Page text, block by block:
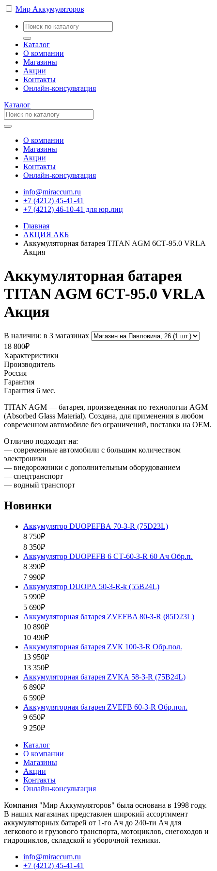
Мир Аккумуляторов
Каталог
О компании
Магазины
Акции
Контакты
Онлайн-консультация
Каталог
О компании
Магазины
Акции
Контакты
Онлайн-консультация
info@miraccum.ru
+7 (4212) 45-41-41
+7 (4212) 46-10-41 для юр.лиц
Главная
АКЦИЯ АКБ
Аккумуляторная батарея TITAN AGM 6СТ-95.0 VRLA
Акция
Аккумуляторная батарея
TITAN AGM 6СТ-95.0 VRLA
Акция
В наличии: в 3 магазинах
18 800₽
Характеристики
Производитель
Россия
Гарантия
Гарантия 6 мес.
TITAN AGM — батарея, произведенная по технологии AGM
(Absorbed Glass Material). Создана, для применения в любом
современном автомобиле без ограничений, поставки на ОЕМ.
Отлично подходит на:
— современные автомобили с большим количеством
электроники
— внедорожники с дополнительным оборудованием
— спецтранспорт
— водный транспорт
Новинки
Аккумулятор DUOPEFBА 70-З-R (75D23L)
8 750₽
8 350₽
Аккумулятор DUOPEFB 6 СТ-60-З-R 60 Ач Обр.п.
8 390₽
7 990₽
Аккумулятор DUOPА 50-З-R-k (55B24L)
5 990₽
5 690₽
Аккумуляторная батарея ZVEFBA 80-З-R (85D23L)
10 890₽
10 490₽
Аккумуляторная батарея ZVК 100-З-R Обр.пол.
13 950₽
13 350₽
Аккумуляторная батарея ZVKА 58-З-R (75B24L)
6 890₽
6 590₽
Аккумуляторная батарея ZVEFB 60-З-R Обр.пол.
9 650₽
9 250₽
Каталог
О компании
Магазины
Акции
Контакты
Онлайн-консультация
Компания "Мир Аккумуляторов" была основана в 1998 году.
В наших магазинах представлен широкий ассортимент
аккумуляторных батарей от 1-го Ач до 240-ти Ач для
легкового и грузового транспорта, мотоциклов, снегоходов и
гидроциклов, складской и уборочной техники.
info@miraccum.ru
+7 (4212) 45-41-41